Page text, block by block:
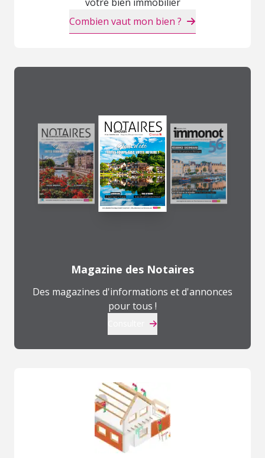
Combien vaut mon bien ?
Magazine des Notaires
Des magazines d'informations et d'annonces
pour tous !